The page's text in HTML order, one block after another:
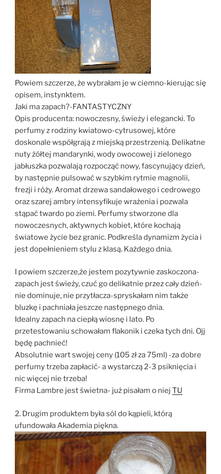
Powiem szczerze, że wybrałam je w ciemno-kierując się
opisem, instynktem.
Jaki ma zapach?-FANTASTYCZNY
Opis producenta: nowoczesny, świeży i elegancki. To
perfumy z rodziny kwiatowo-cytrusowej, które
doskonale współgrają z miejską przestrzenią. Delikatne
nuty żółtej mandarynki, wody owocowej i zielonego
jabłuszka pozwalają rozpocząć nowy, fascynujący dzień,
by następnie pulsować w szybkim rytmie magnolii,
frezji i róży. Aromat drzewa sandałowego i cedrowego
oraz szarej ambry intensyfikuje wrażenia i pozwala
stąpać twardo po ziemi. Perfumy stworzone dla
nowoczesnych, aktywnych kobiet, które kochają
światowe życie bez granic. Podkreśla dynamizm życia i
jest dopełnieniem stylu z klasą. Każdego dnia.
I powiem szczerze,że jestem pozytywnie zaskoczona-
zapach jest świeży, czuć go delikatnie przez cały dzień-
nie dominuje, nie przytłacza-spryskałam nim także
bluzkę i pachniała jeszcze następnego dnia.
Idealny zapach na ciepłą wiosnę i lato. Po
przetestowaniu schowałam flakonik i czeka tych dni. Ojj
będę pachnieć!
Absolutnie wart swojej ceny (105 zł za 75ml) -za dobre
perfumy trzeba zapłacić- a wystarczą 2-3 psiknięcia i
nic więcej nie trzeba!
Firma Lambre jest świetna- już pisałam o niej TU
2. Drugim produktem była sól do kąpieli, którą
ufundowała Akademia piękna.